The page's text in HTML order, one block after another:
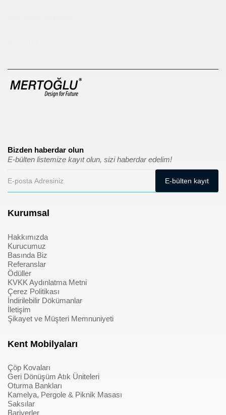
Bizden haberdar olun
E-bülten listemize kayıt olun, sizi haberdar edelim!
Kurumsal
Hakkımızda
Kurucumuz
Basında Biz
Referanslar
Ödüller
KVKK Aydınlatma Metni
Çerez Politikası
İndirilebilir Dökümanlar
İletişim
Şikayet ve Müşteri Memnuniyeti
Kent Mobilyaları
Çöp Kovaları
Geri Dönüşüm Atık Üniteleri
Oturma Bankları
Kamelya, Pergole & Piknik Masası
Saksılar
Bariyerler